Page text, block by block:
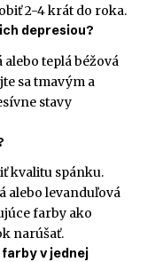
2-4 krát do roka.
depresiou?
teplá béžová
sa tmavým a
stavy
kvalitu spánku.
alebo levanduľová
farby ako
narúšať.
v jednej